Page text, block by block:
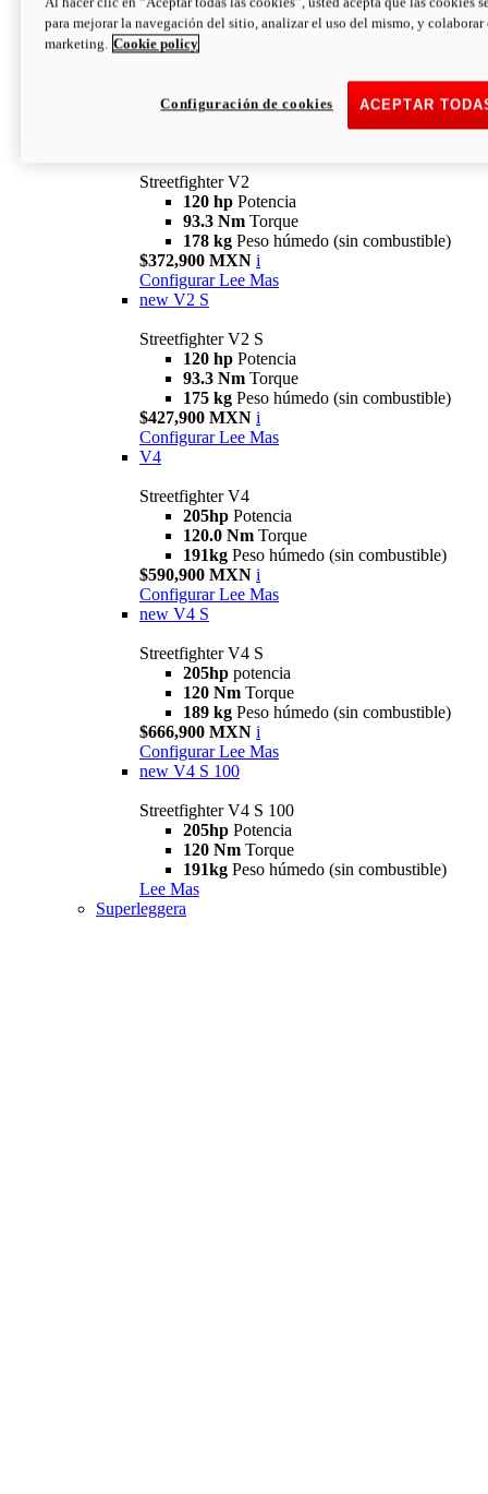
Streetfighter V2
120 hp Potencia
93.3 Nm Torque
178 kg Peso húmedo (sin combustible)
$372,900 MXN i
Configurar Lee Mas
new V2 S
Streetfighter V2 S
120 hp Potencia
93.3 Nm Torque
175 kg Peso húmedo (sin combustible)
$427,900 MXN i
Configurar Lee Mas
V4
Streetfighter V4
205hp Potencia
120.0 Nm Torque
191kg Peso húmedo (sin combustible)
$590,900 MXN i
Configurar Lee Mas
new V4 S
Streetfighter V4 S
205hp potencia
120 Nm Torque
189 kg Peso húmedo (sin combustible)
$666,900 MXN i
Configurar Lee Mas
new V4 S 100
Streetfighter V4 S 100
205hp Potencia
120 Nm Torque
191kg Peso húmedo (sin combustible)
Lee Mas
Superleggera
para mejorar la navegación del sitio, analizar el uso del mismo, y colaborar
marketing. Cookie policy
ACEPTAR
Configuración de cookies